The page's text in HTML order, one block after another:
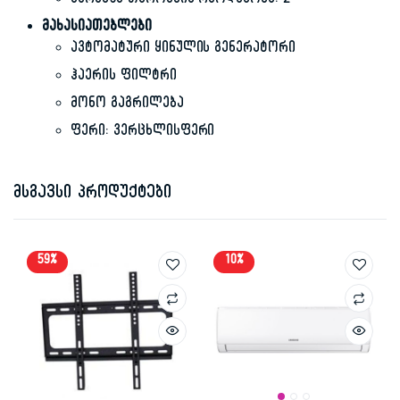
მახასიათებლები
ავტომატური ყინულის გენერატორი
ჰაერის ფილტრი
მონო გაგრილება
ფერი: ვერცხლისფერი
მსგავსი პროდუქტები
59% 10%